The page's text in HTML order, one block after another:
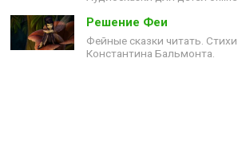
Решение Феи
Фейные сказки читать. Стихи
Константина Бальмонта.